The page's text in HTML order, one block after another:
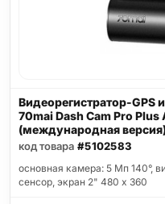
Видеорегистратор-GPS
70mai Dash Cam Pro Plus
(международная
код товара #5102583
основная камера: 5 Мп 140°,
сенсор, экран 2" 480 x 360